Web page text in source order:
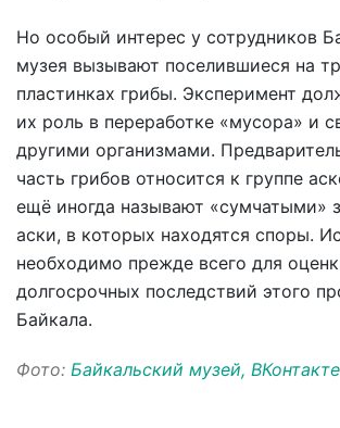
Но особый интерес у сотрудников
музея вызывают поселившиеся на
пластинках грибы. Эксперимент
их роль в переработке «мусора» и
другими организмами.
часть грибов относится к группе
ещё иногда называют «сумчатыми»
аски, в которых находятся споры.
необходимо прежде всего для
долгосрочных последствий этого
Байкала.
Фото: Байкальский музей, ВКонтакте